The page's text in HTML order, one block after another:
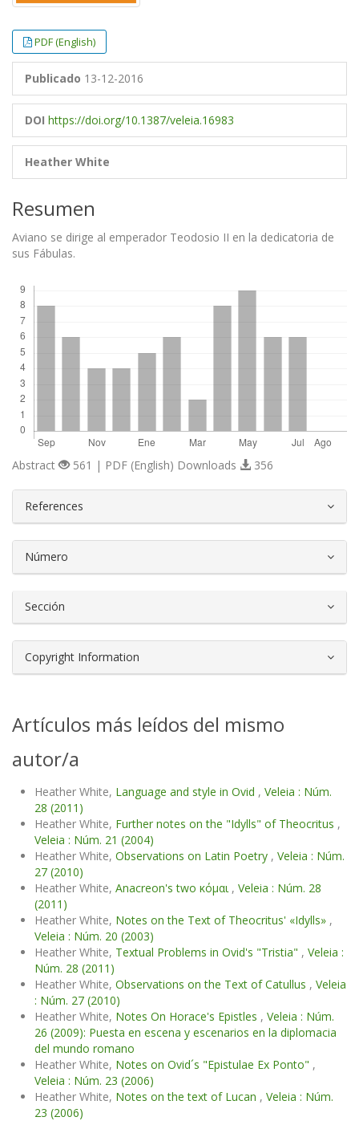
PDF (English)
Publicado 13-12-2016
DOI https://doi.org/10.1387/veleia.16983
Heather White
Resumen
Aviano se dirige al emperador Teodosio II en la dedicatoria de
sus Fábulas.
Abstract 561 | PDF (English) Downloads 356
References
Número
Sección
Copyright Information
Artículos más leídos del mismo
autor/a
Heather White, Language and style in Ovid , Veleia : Núm.
28 (2011)
Heather White, Further notes on the "Idylls" of Theocritus ,
Veleia : Núm. 21 (2004)
Heather White, Observations on Latin Poetry , Veleia : Núm.
27 (2010)
Heather White, Anacreon's two κόμαι , Veleia : Núm. 28
(2011)
Heather White, Notes on the Text of Theocritus' «Idylls» ,
Veleia : Núm. 20 (2003)
Heather White, Textual Problems in Ovid's "Tristia" , Veleia :
Núm. 28 (2011)
Heather White, Observations on the Text of Catullus , Veleia
: Núm. 27 (2010)
Heather White, Notes On Horace's Epistles , Veleia : Núm.
26 (2009): Puesta en escena y escenarios en la diplomacia
del mundo romano
Heather White, Notes on Ovid´s "Epistulae Ex Ponto" ,
Veleia : Núm. 23 (2006)
Heather White, Notes on the text of Lucan , Veleia : Núm.
23 (2006)